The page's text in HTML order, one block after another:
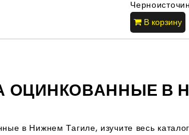
В корзину
ОЦИНКОВАННЫЕ В
в Нижнем Тагиле, изучите весь